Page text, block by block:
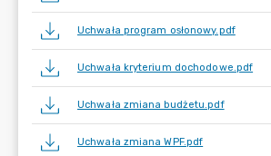
Uchwała program osłonowy.pdf
Uchwała kryterium dochodowe.pdf
Uchwała zmiana budżetu.pdf
Uchwała zmiana WPF.pdf